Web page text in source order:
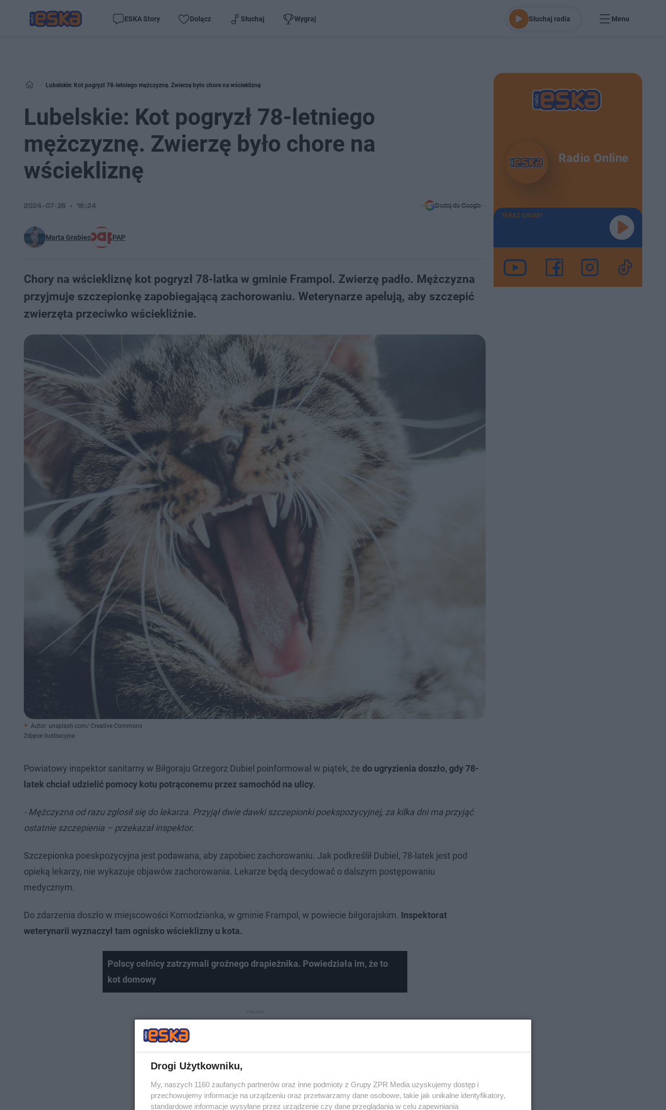
ESKA Story Dołącz Słuchaj Wygraj Słuchaj radia Menu
Lubelskie: Kot pogryzł 78-letniego mężczyznę. Zwierzę było chore na wściekliznę
Lubelskie: Kot pogryzł 78-letniego
mężczyznę. Zwierzę było chore na
wściekliznę
Marta Grabiec PAP
2024-07-26 16:24 Dodaj do Google
Chory na wściekliznę kot pogryzł 78-latka w gminie Frampol. Zwierzę padło. Mężczyzna
przyjmuje szczepionkę zapobiegającą zachorowaniu. Weterynarze apelują, aby szczepić
zwierzęta przeciwko wściekliźnie.
Autor: unsplash.com/ Creative Commons
Zdjęcie ilustracyjne
Powiatowy inspektor sanitarny w Biłgoraju Grzegorz Dubiel poinformował w piątek, że do ugryzienia doszło, gdy 78-
latek chciał udzielić pomocy kotu potrąconemu przez samochód na ulicy.
- Mężczyzna od razu zgłosił się do lekarza. Przyjął dwie dawki szczepionki poekspozycyjnej, za kilka dni ma przyjąć
ostatnie szczepienia – przekazał inspektor.
Szczepionka poeskpozycyjna jest podawana, aby zapobiec zachorowaniu. Jak podkreślił Dubiel, 78-latek jest pod
opieką lekarzy, nie wykazuje objawów zachorowania. Lekarze będą decydować o dalszym postępowaniu
medycznym.
Do zdarzenia doszło w miejscowości Komodzianka, w gminie Frampol, w powiecie biłgorajskim. Inspektorat
weterynarii wyznaczył tam ognisko wścieklizny u kota.
Polscy celnicy zatrzymali groźnego drapieżnika. Powiedziała im, że to
kot domowy
Radio Online
TERAZ GRAMY
Drogi Użytkowniku,
My, naszych 1160 zaufanych partnerów oraz inne podmioty z Grupy ZPR Media uzyskujemy dostęp i
przechowujemy informacje na urządzeniu oraz przetwarzamy dane osobowe, takie jak unikalne identyfikatory,
standardowe informacje wysyłane przez urządzenie czy dane przeglądania w celu zapewniania